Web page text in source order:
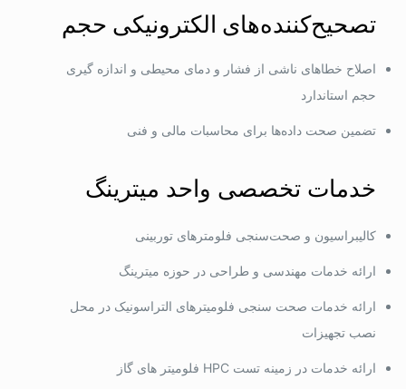
تصحیح‌کننده‌های الکترونیکی حجم
اصلاح خطاهای ناشی از فشار و دمای محیطی و اندازه گیری
حجم استاندارد
تضمین صحت داده‌ها برای محاسبات مالی و فنی
خدمات تخصصی واحد میترینگ
کالیبراسیون و صحت‌سنجی فلومترهای توربینی
ارائه خدمات مهندسی و طراحی در حوزه میترینگ
ارائه خدمات صحت سنجی فلومیترهای التراسونیک در محل
نصب تجهیزات
ارائه خدمات در زمینه تست HPC فلومیتر های گاز